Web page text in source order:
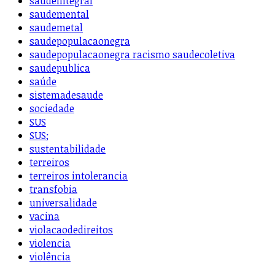
saudemental
saudemetal
saudepopulacaonegra
saudepopulacaonegra racismo saudecoletiva
saudepublica
saúde
sistemadesaude
sociedade
SUS
SUS;
sustentabilidade
terreiros
terreiros intolerancia
transfobia
universalidade
vacina
violacaodedireitos
violencia
violência